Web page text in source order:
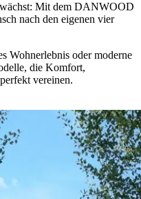
Mit dem DANWOOD
nach den eigenen vier
Wohnerlebnis oder moderne
die Komfort,
vereinen.